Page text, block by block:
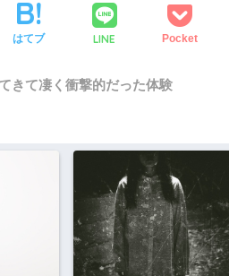
はてブ LINE Pocket
きて凄く衝撃的だった体験